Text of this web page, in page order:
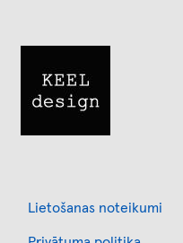
Lietošanas noteikumi